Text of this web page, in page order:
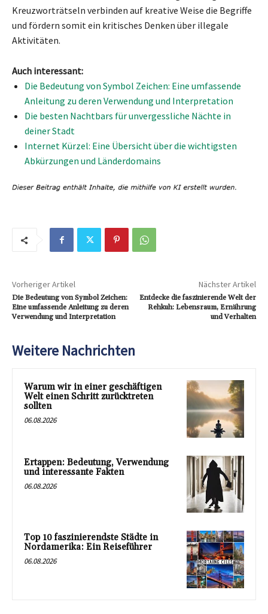
Kreuzworträtseln verbinden auf kreative Weise die Begriffe
und fördern somit ein kritisches Denken über illegale
Aktivitäten.
Auch interessant:
Die Bedeutung von Symbol Zeichen: Eine umfassende
Anleitung zu deren Verwendung und Interpretation
Die besten Nachtbars für unvergessliche Nächte in
deiner Stadt
Internet Kürzel: Eine Übersicht über die wichtigsten
Abkürzungen und Länderdomains
Vorheriger Artikel
Die Bedeutung von Symbol Zeichen:
Eine umfassende Anleitung zu deren
Verwendung und Interpretation
Nächster Artikel
Entdecke die faszinierende Welt der
Rehkuh: Lebensraum, Ernährung
und Verhalten
Weitere Nachrichten
Warum wir in einer geschäftigen
Welt einen Schritt zurücktreten
sollten
06.08.2026
Ertappen: Bedeutung, Verwendung
und interessante Fakten
06.08.2026
Top 10 faszinierendste Städte in
Nordamerika: Ein Reiseführer
06.08.2026